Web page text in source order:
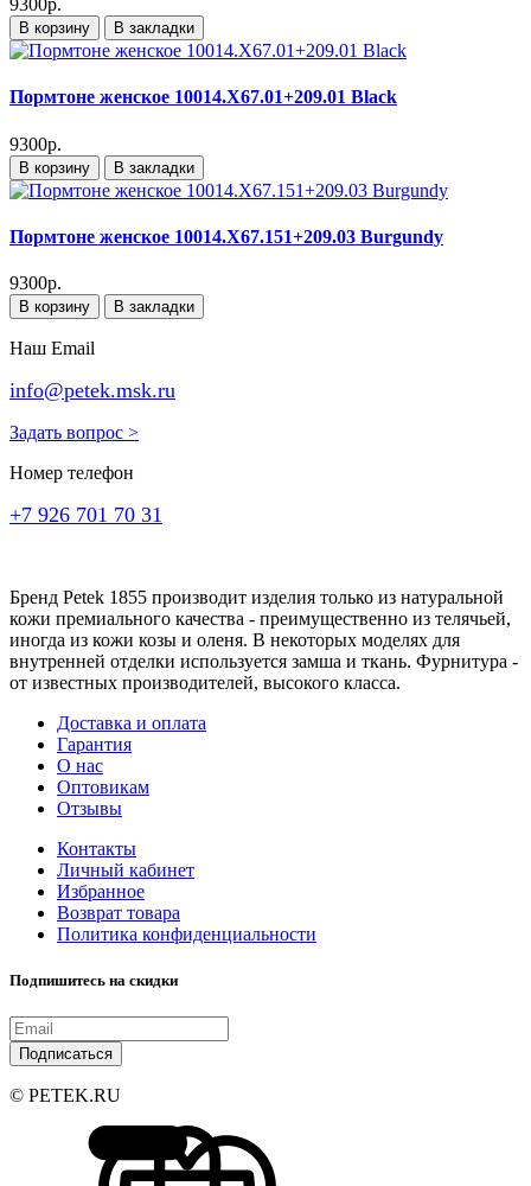
9300р.
В корзину В закладки
Пормтоне женское 10014.X67.01+209.01 Black
9300р.
В корзину В закладки
Пормтоне женское 10014.X67.151+209.03 Burgundy
9300р.
В корзину В закладки
Наш Email
info@petek.msk.ru
Задать вопрос >
Номер телефон
+7 926 701 70 31
Бренд Petek 1855 производит изделия только из натуральной
кожи премиального качества - преимущественно из телячьей,
иногда из кожи козы и оленя. В некоторых моделях для
внутренней отделки используется замша и ткань. Фурнитура -
от известных производителей, высокого класса.
Доставка и оплата
Гарантия
О нас
Оптовикам
Отзывы
Контакты
Личный кабинет
Избранное
Возврат товара
Политика конфиденциальности
Подпишитесь на скидки
Подписаться
© PETEK.RU